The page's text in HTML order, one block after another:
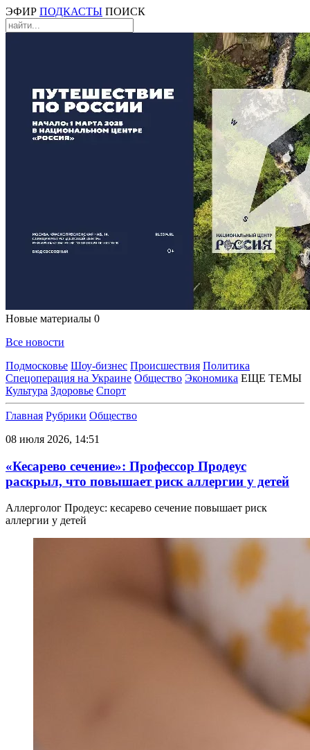
ЭФИР ПОДКАСТЫ ПОИСК
Новые материалы 0
Все новости
Подмосковье Шоу-бизнес Происшествия Политика
Спецоперация на Украине Общество Экономика ЕЩЕ ТЕМЫ
Культура Здоровье Спорт
Главная Рубрики Общество
08 июля 2026, 14:51
«Кесарево сечение»: Профессор Продеус
раскрыл, что повышает риск аллергии у детей
Аллерголог Продеус: кесарево сечение повышает риск
аллергии у детей